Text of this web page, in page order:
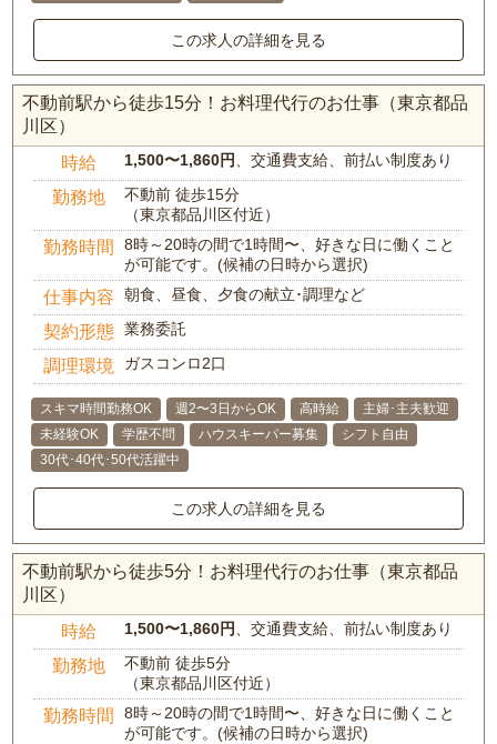
この求人の詳細を見る
不動前駅から徒歩15分！お料理代行のお仕事（東京都品
川区）
時給 1,500〜1,860円 、交通費支給、前払い制度あり
勤務地
不動前 徒歩15分
（東京都品川区付近）
勤務時間
8時～20時の間で1時間〜、好きな日に働くこと
が可能です。(候補の日時から選択)
仕事内容 朝食、昼食、夕食の献立･調理など
契約形態 業務委託
調理環境 ガスコンロ2口
スキマ時間勤務OK 週2〜3日からOK 高時給
主婦･主夫歓迎
未経験OK
学歴不問 ハウスキーパー募集
シフト自由
30代･40代･50代活躍中
この求人の詳細を見る
不動前駅から徒歩5分！お料理代行のお仕事（東京都品
川区）
時給 1,500〜1,860円 、交通費支給、前払い制度あり
勤務地
不動前 徒歩5分
（東京都品川区付近）
勤務時間
8時～20時の間で1時間〜、好きな日に働くこと
が可能です。(候補の日時から選択)